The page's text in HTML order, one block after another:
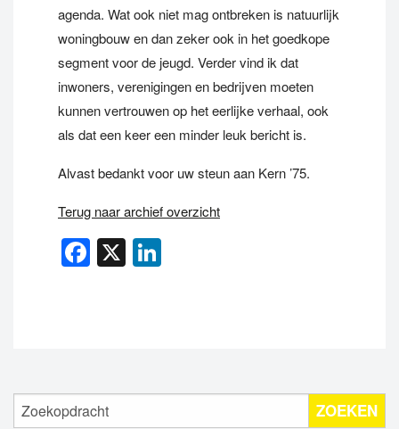
agenda. Wat ook niet mag ontbreken is natuurlijk
woningbouw en dan zeker ook in het goedkope
segment voor de jeugd. Verder vind ik dat
inwoners, verenigingen en bedrijven moeten
kunnen vertrouwen op het eerlijke verhaal, ook
als dat een keer een minder leuk bericht is.
Alvast bedankt voor uw steun aan Kern ’75.
Terug naar archief overzicht
Facebook
X
ZOEKEN